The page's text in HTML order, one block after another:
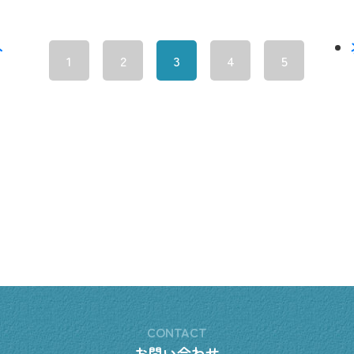
1 2 3 4 5
CONTACT